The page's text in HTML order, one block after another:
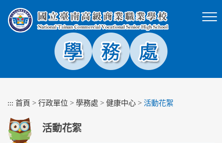
塊
::: 首頁 > 行政單位 > 學務處 > 健康中心 > 活動花絮
活動花絮